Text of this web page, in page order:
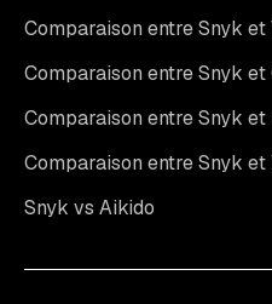
Comparaison entre Snyk et
Comparaison entre Snyk
Comparaison entre Snyk
Comparaison entre Snyk et
Snyk vs Aikido